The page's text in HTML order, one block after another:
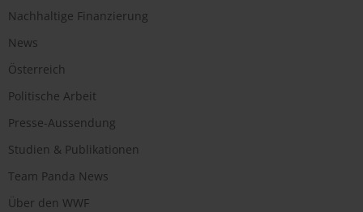
Nachhaltige Finanzierung
News
Österreich
Politische Arbeit
Presse-Aussendung
Studien & Publikationen
Team Panda News
Über den WWF